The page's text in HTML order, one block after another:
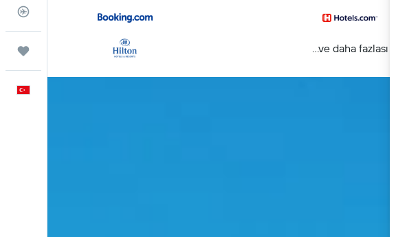
Uçuş Takipçisi
...ve daha fazlası